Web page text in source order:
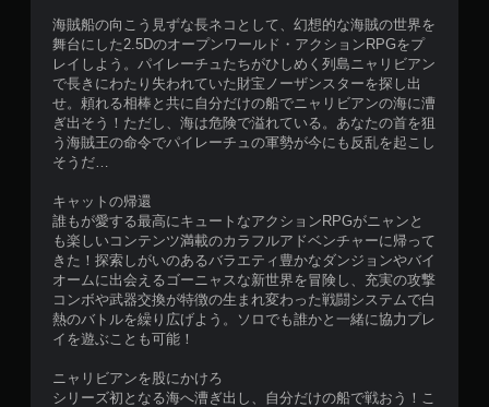
海賊船の向こう見ずな長ネコとして、幻想的な海賊の世界を
舞台にした2.5Dのオープンワールド・アクションRPGをプ
レイしよう。パイレーチュたちがひしめく列島ニャリビアン
で長きにわたり失われていた財宝ノーザンスターを探し出
せ。頼れる相棒と共に自分だけの船でニャリビアンの海に漕
ぎ出そう！ただし、海は危険で溢れている。あなたの首を狙
う海賊王の命令でパイレーチュの軍勢が今にも反乱を起こし
そうだ…
キャットの帰還
誰もが愛する最高にキュートなアクションRPGがニャンと
も楽しいコンテンツ満載のカラフルアドベンチャーに帰って
きた！探索しがいのあるバラエティ豊かなダンジョンやバイ
オームに出会えるゴーニャスな新世界を冒険し、充実の攻撃
コンボや武器交換が特徴の生まれ変わった戦闘システムで白
熱のバトルを繰り広げよう。ソロでも誰かと一緒に協力プレ
イを遊ぶことも可能！
ニャリビアンを股にかけろ
シリーズ初となる海へ漕ぎ出し、自分だけの船で戦おう！こ